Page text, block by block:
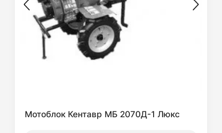
Мотоблок Кентавр МБ 2070Д-1 Люкс